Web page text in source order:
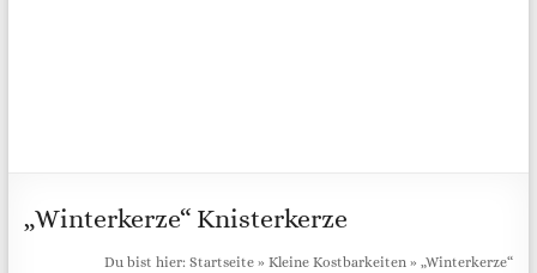
„Winterkerze“ Knisterkerze
Du bist hier:Startseite »Kleine Kostbarkeiten »„Winterkerze“